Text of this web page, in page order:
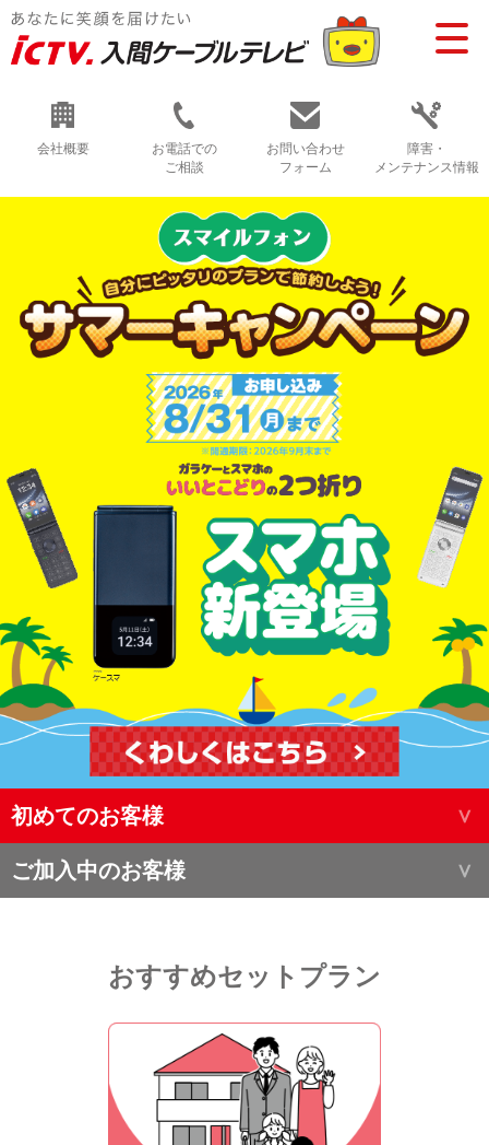
会社概要
お電話での
ご相談
お問い合わせ
フォーム
障害・
メンテナンス情報
初めてのお客様
ご加入中のお客様
おすすめセットプラン